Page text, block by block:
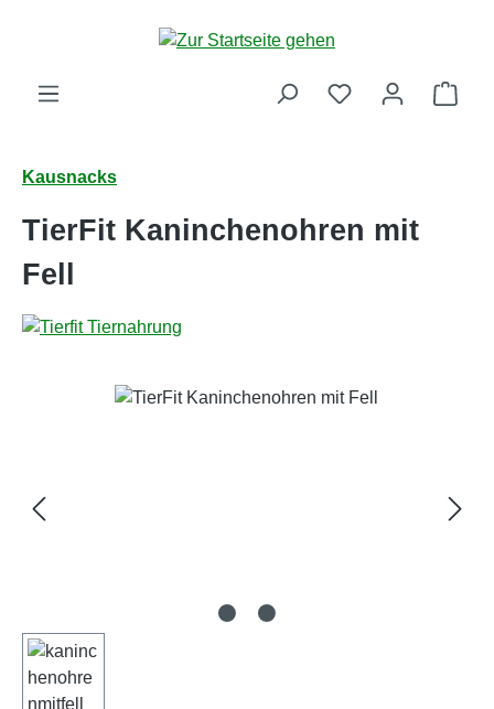
Zum Hauptinhalt springen
Kausnacks
TierFit Kaninchenohren mit
Fell
Bildergalerie überspringen